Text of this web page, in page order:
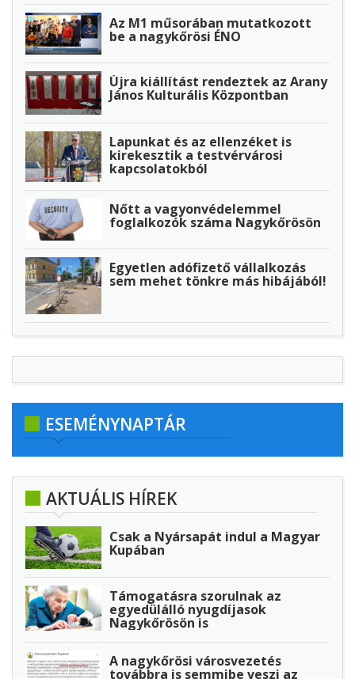
Az M1 műsorában mutatkozott
be a nagykőrösi ÉNO
Újra kiállítást rendeztek az Arany
János Kulturális Központban
Lapunkat és az ellenzéket is
kirekesztik a testvérvárosi
kapcsolatokból
Nőtt a vagyonvédelemmel
foglalkozók száma Nagykőrösön
Egyetlen adófizető vállalkozás
sem mehet tönkre más hibájából!
ESEMÉNYNAPTÁR
AKTUÁLIS HÍREK
Csak a Nyársapát indul a Magyar
Kupában
Támogatásra szorulnak az
egyedülálló nyugdíjasok
Nagykőrösön is
A nagykőrösi városvezetés
továbbra is semmibe veszi az